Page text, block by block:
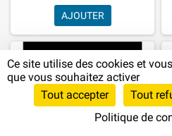
AJOUTER
Ce site utilise des cookies et
que vous souhaitez activer
Tout accepter
Tout
Politique de